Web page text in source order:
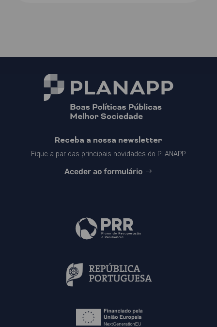
Receba a nossa newsletter
Fique a par das principais novidades do PLANAPP
Aceder ao formulário